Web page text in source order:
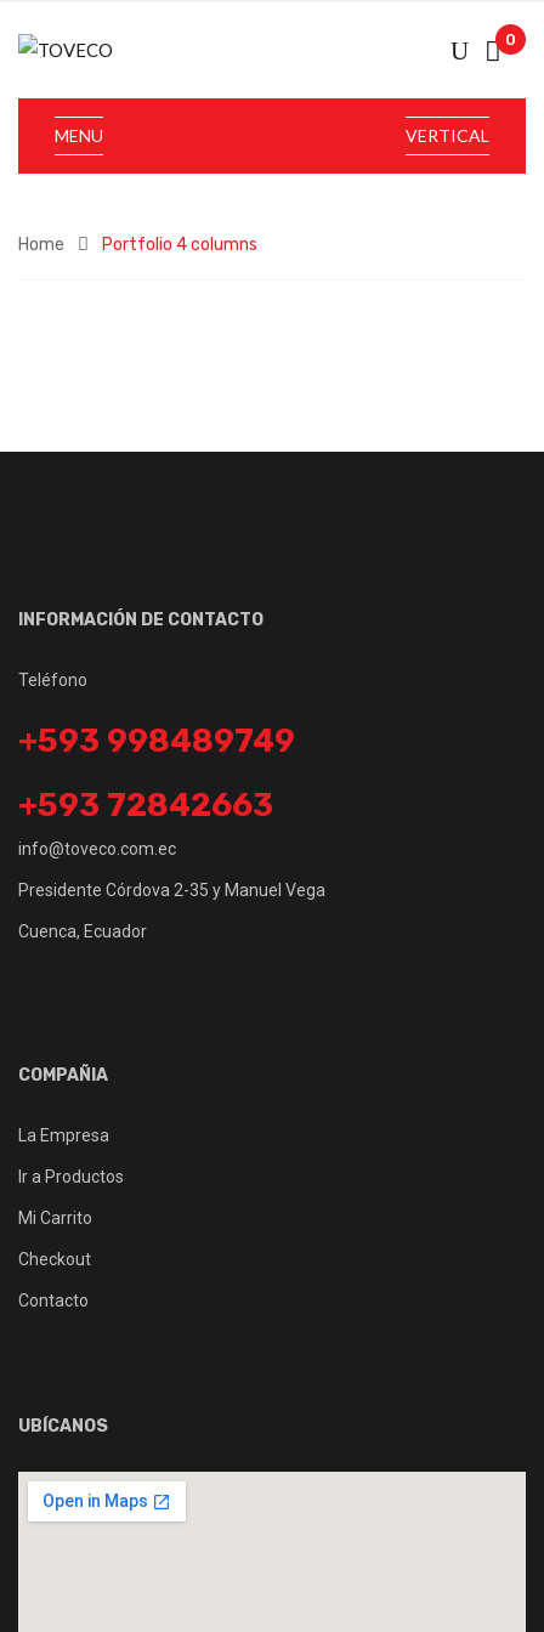
0
VERTICAL
MENU
Home Portfolio 4 columns
INFORMACIÓN DE CONTACTO
Teléfono
+593 998489749
+593 72842663
info@toveco.com.ec
Presidente Córdova 2-35 y Manuel Vega
Cuenca, Ecuador
COMPAÑIA
La Empresa
Ir a Productos
Mi Carrito
Checkout
Contacto
UBÍCANOS